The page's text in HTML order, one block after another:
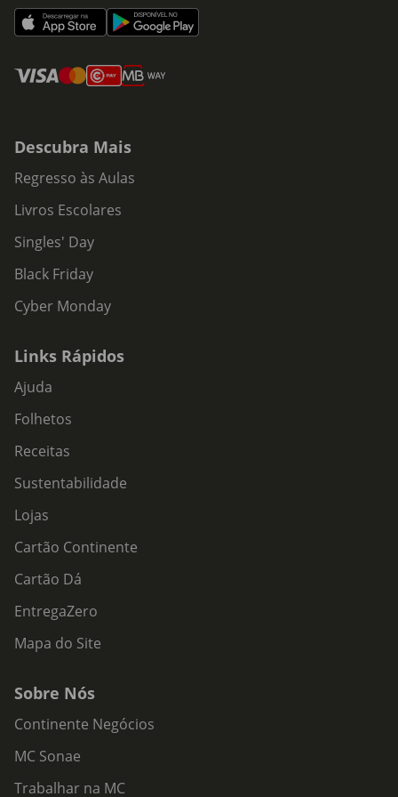
Descubra Mais
Regresso às Aulas
Livros Escolares
Singles' Day
Black Friday
Cyber Monday
Links Rápidos
Ajuda
Folhetos
Receitas
Sustentabilidade
Lojas
Cartão Continente
Cartão Dá
EntregaZero
Mapa do Site
Sobre Nós
Continente Negócios
MC Sonae
Trabalhar na MC